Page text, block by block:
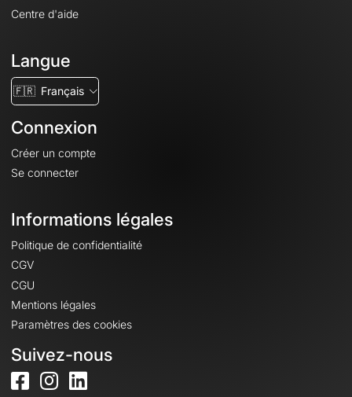
Centre d'aide
Langue
🇫🇷 Français
Connexion
Créer un compte
Se connecter
Informations légales
Politique de confidentialité
CGV
CGU
Mentions légales
Paramètres des cookies
Suivez-nous